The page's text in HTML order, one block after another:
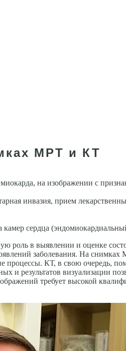
МРТ и КТ
на изображении с
инвазия, прием
камер сердца
роль в выявлении и оценке
заболевания. На
процессы. КТ, в свою очередь,
и результатов визуализации
требует высокой